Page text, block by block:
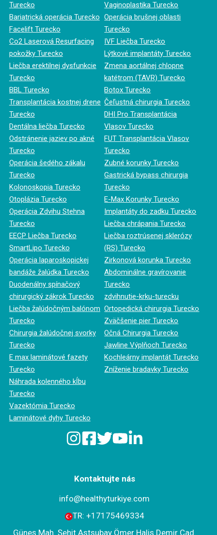
Turecko
Bariatrická operácia Turecko
Facelift Turecko
Co2 Laserová Resurfacing
pokožky Turecko
Liečba erektilnej dysfunkcie
Turecko
BBL Turecko
Transplantácia kostnej drene
Turecko
Dentálna liečba Turecko
Odstránenie jaziev po akné
Turecko
Operácia šedého zákalu
Turecko
Kolonoskopia Turecko
Otoplázia Turecko
Operácia Zdvihu Stehna
Turecko
EECP Liečba Turecko
SmartLipo Turecko
Operácia laparoskopickej
bandáže žalúdka Turecko
Duodenálny spínačový
chirurgický zákrok Turecko
Liečba žalúdočným balónom
Turecko
Chirurgia žalúdočnej svorky
Turecko
E max laminátové fazety
Turecko
Náhrada kolenného kĺbu
Turecko
Vazektómia Turecko
Laminátové dyhy Turecko
Vaginoplastika Turecko
Operácia brušnej oblasti
Turecko
IVF Liečba Turecko
Lýtkové implantáty Turecko
Zmena aortálnej chlopne
katétrom (TAVR) Turecko
Botox Turecko
Čeľustná chirurgia Turecko
DHI Pro Transplantácia
Vlasov Turecko
FUT Transplantácia Vlasov
Turecko
Zubné korunky Turecko
Gastrická bypass chirurgia
Turecko
E-Max Korunky Turecko
Implantáty do zadku Turecko
Liečba chrápania Turecko
Liečba roztrúsenej sklerózy
(RS) Turecko
Zirkonová korunka Turecko
Abdominálne gravírovanie
Turecko
zdvihnutie-krku-turecku
Ortopedická chirurgia Turecko
Zväčšenie pier Turecko
Očná Chirurgia Turecko
Jawline Výplňoch Turecko
Kochleárny implantát Turecko
Zníženie bradavky Turecko
Kontaktujte nás
info@healthyturkiye.com
TR: +‪17175469334‬
Güneş Mah. Şehit Astsubay Ömer Halis Demir Cad.